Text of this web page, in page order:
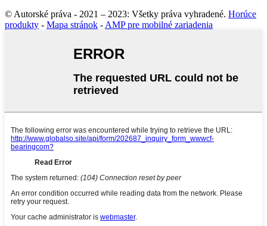
© Autorské práva - 2021 – 2023: Všetky práva vyhradené. Horúce
produkty - Mapa stránok - AMP pre mobilné zariadenia